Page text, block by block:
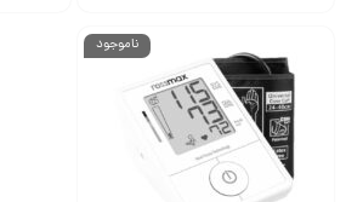
ناموجود